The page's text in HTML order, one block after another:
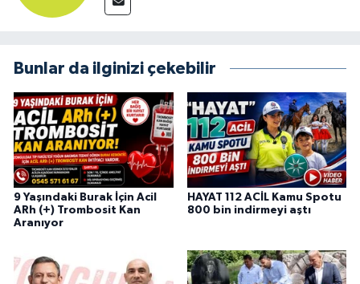
Bunlar da ilginizi çekebilir
9 Yaşındaki Burak İçin Acil
ARh (+) Trombosit Kan
Aranıyor
HAYAT 112 ACİL Kamu Spotu
800 bin indirmeyi aştı